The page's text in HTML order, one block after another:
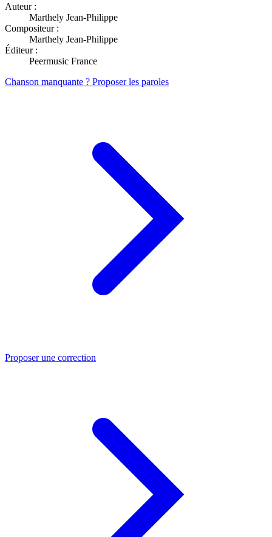
Auteur :
Marthely Jean-Philippe
Compositeur :
Marthely Jean-Philippe
Éditeur :
Peermusic France
Chanson manquante ? Proposer les paroles
Proposer une correction